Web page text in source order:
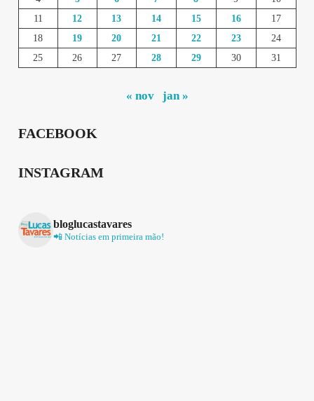
11
12 13 14 15 16
17
18
19 20 21 22 23
24
25
26 27 28 29 30 31
« nov jan »
FACEBOOK
INSTAGRAM
bloglucastavares
📲 Notícias em primeira mão!